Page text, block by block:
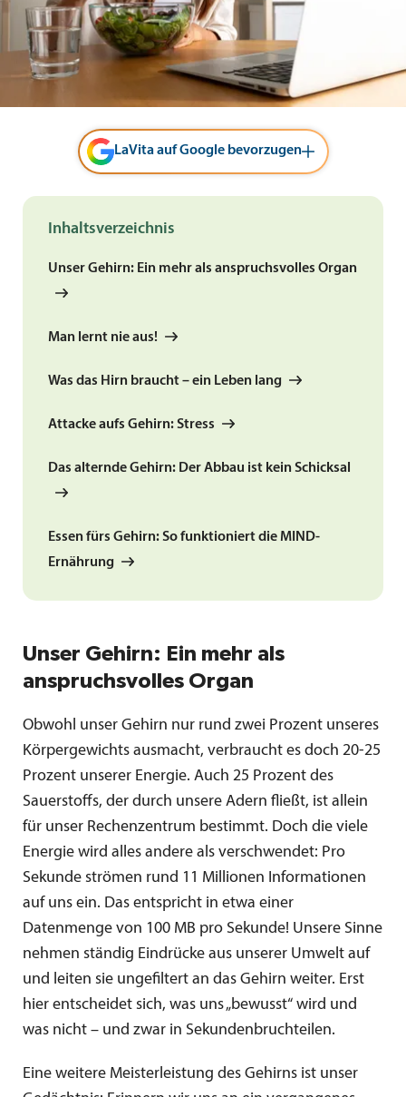
LaVita auf Google bevorzugen
Inhaltsverzeichnis
Unser Gehirn: Ein mehr als anspruchsvolles Organ
Man lernt nie aus!
Was das Hirn braucht – ein Leben lang
Attacke aufs Gehirn: Stress
Das alternde Gehirn: Der Abbau ist kein Schicksal
Essen fürs Gehirn: So funktioniert die MIND-
Ernährung
Unser Gehirn: Ein mehr als
anspruchsvolles Organ
Obwohl unser Gehirn nur rund zwei Prozent unseres
Körpergewichts ausmacht, verbraucht es doch 20-25
Prozent unserer Energie. Auch 25 Prozent des
Sauerstoffs, der durch unsere Adern fließt, ist allein
für unser Rechenzentrum bestimmt. Doch die viele
Energie wird alles andere als verschwendet: Pro
Sekunde strömen rund 11 Millionen Informationen
auf uns ein. Das entspricht in etwa einer
Datenmenge von 100 MB pro Sekunde! Unsere Sinne
nehmen ständig Eindrücke aus unserer Umwelt auf
und leiten sie ungefiltert an das Gehirn weiter. Erst
hier entscheidet sich, was uns „bewusst“ wird und
was nicht – und zwar in Sekundenbruchteilen.
Eine weitere Meisterleistung des Gehirns ist unser